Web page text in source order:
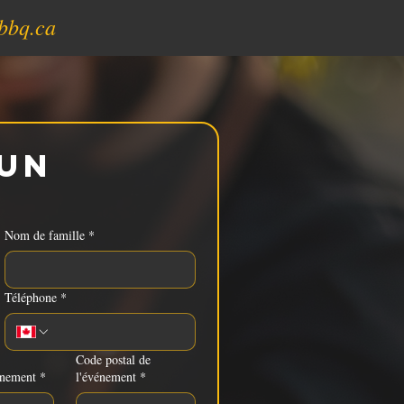
Nom de famille *
Téléphone *
*
Code postal de
l'événement *